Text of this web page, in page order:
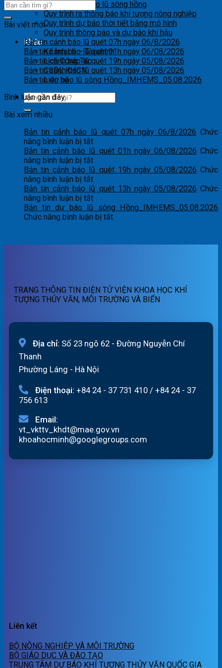
Quy trình dự báo lũ sông hồng
Quy trình ra thông báo khí tượng nông nghiệp
Quy trình dự báo thời tiết bằng mô hình
Quy trình thông báo và dự báo khí hậu
Khác
Kế hoạch – Tài chính
Lịch Công Tác
CSDL KHCN
Liên hệ
Bài viết mới
Bản tin cảnh báo lũ quét 07h ngày 06/8/2026
Bản tin cảnh báo lũ quét 01h ngày 06/08/2026
Bản tin cảnh báo lũ quét 19h ngày 05/08/2026
Bản tin cảnh báo lũ quét 13h ngày 05/08/2026
Bản tin dự báo lũ sông Hồng_IMHEMS_05.08.2026
Bình luận gần đây
Bài xem nhiều
Bản tin cảnh báo lũ quét 07h ngày 06/8/2026 Chức
năng bình luận bị tắtở
Bản
tin
cảnh
báo
lũ
quét
07h
ngày
Bản tin cảnh báo lũ quét 01h ngày 06/08/2026 Chức
năng bình luận bị tắtở
Bản
tin
cảnh
báo
lũ
quét
06/08/2026
Bản tin cảnh báo lũ quét 19h ngày 05/08/2026 Chức
năng bình luận bị tắtở
Bản
tin
cảnh
báo
19h
Bản tin cảnh báo lũ quét 13h ngày 05/08/2026 Chức
năng bình luận bị tắtở
Bản
tin
lũ
05/08/2026
Bản tin dự báo lũ sông Hồng_IMHEMS_05.08.2026
Chức năng bình luận bị tắtở
dự
TRANG THÔNG TIN ĐIỆN TỬ VIỆN KHOA HỌC KHÍ
TƯỢNG THỦY VĂN, MÔI TRƯỜNG VÀ BIỂN
Địa chỉ: Số 23 ngõ 62 - Đường Nguyễn Chí
Thanh
Phường Láng - Hà Nội
Điện thoại: +84 24 - 37 731 410 / +84 24 - 37
756 613
Email:
vt_vkttv_khdt@mae.gov.vn
khoahocminh@googlegroups.com
Liên kết
BỘ NÔNG NGHIỆP VÀ MÔI TRƯỜNG
BỘ GIÁO DỤC VÀ ĐÀO TẠO
TRUNG TÂM DỰ BÁO KHÍ TƯỢNG THỦY VĂN QUỐC GIA